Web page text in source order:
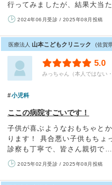
行ってみましたが、結果大当
2024年06月受診 / 2025年08月投稿
医療法人 山本こどもクリニック (佐賀
5.0
みっちゃん（本人ではない
小児科
ここの病院すごいです！
子供が喜ぶようなおもちゃと
ります！ 具合悪い子供もちょ
診察も丁寧で、皆さん親切で…
2025年02月受診 / 2025年08月投稿